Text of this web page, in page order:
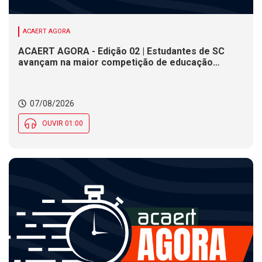
ACAERT AGORA
ACAERT AGORA - Edição 02 | Estudantes de SC
avançam na maior competição de educação
Social nesta sexta (7)
07/08/2026
OUVIR 01:00